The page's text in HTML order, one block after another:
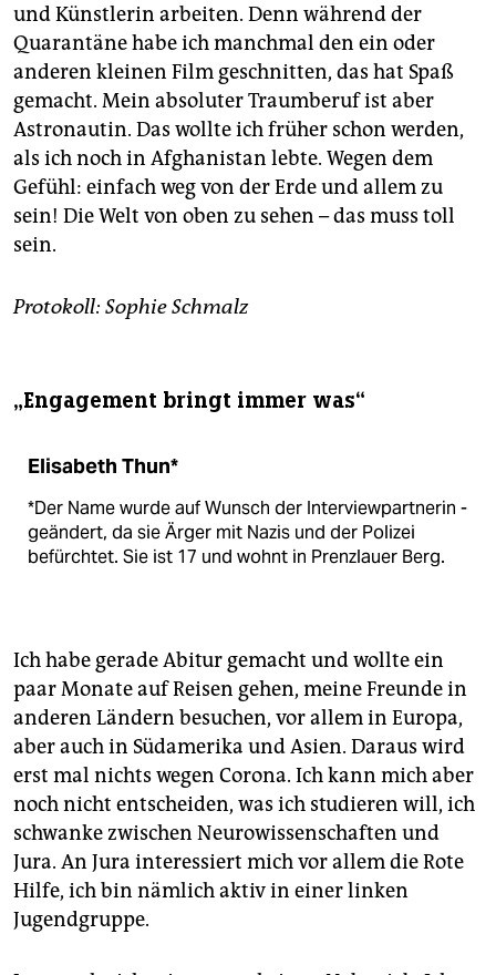
und Künstlerin arbeiten. Denn während der
Quarantäne habe ich manchmal den ein oder
anderen kleinen Film geschnitten, das hat Spaß
gemacht. Mein absoluter Traumberuf ist aber
Astronautin. Das wollte ich früher schon werden,
als ich noch in Afghanistan lebte. Wegen dem
Gefühl: einfach weg von der Erde und allem zu
sein! Die Welt von oben zu sehen – das muss toll
sein.
Protokoll: Sophie Schmalz
„Engagement bringt immer was“
Elisabeth Thun*
*Der Name wurde auf Wunsch der Interview­partnerin ­
geändert, da sie Ärger mit Nazis und der Polizei
befürchtet. Sie ist 17 und wohnt in Prenzlauer Berg.
Ich habe gerade Abitur gemacht und wollte ein
paar Monate auf Reisen gehen, meine Freunde in
anderen Ländern besuchen, vor allem in Europa,
aber auch in Südamerika und Asien. Daraus wird
erst mal nichts wegen Corona. Ich kann mich aber
noch nicht entscheiden, was ich studieren will, ich
schwanke zwischen Neurowissenschaften und
Jura. An Jura interessiert mich vor allem die Rote
Hilfe, ich bin nämlich aktiv in einer linken
Jugendgruppe.